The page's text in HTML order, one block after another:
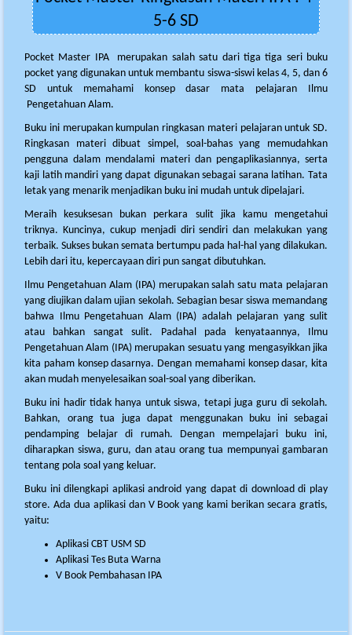
5-6 SD
Pocket Master IPA merupakan salah satu dari tiga tiga seri buku
pocket yang digunakan untuk membantu siswa-siswi kelas 4, 5, dan 6
SD untuk memahami konsep dasar mata pelajaran Ilmu
Pengetahuan Alam.
Buku ini merupakan kumpulan ringkasan materi pelajaran untuk SD.
Ringkasan materi dibuat simpel, soal-bahas yang memudahkan
pengguna dalam mendalami materi dan pengaplikasiannya, serta
kaji latih mandiri yang dapat digunakan sebagai sarana latihan. Tata
letak yang menarik menjadikan buku ini mudah untuk dipelajari.
Meraih kesuksesan bukan perkara sulit jika kamu mengetahui
triknya. Kuncinya, cukup menjadi diri sendiri dan melakukan yang
terbaik. Sukses bukan semata bertumpu pada hal-hal yang dilakukan.
Lebih dari itu, kepercayaan diri pun sangat dibutuhkan.
Ilmu Pengetahuan Alam (IPA) merupakan salah satu mata pelajaran
yang diujikan dalam ujian sekolah. Sebagian besar siswa memandang
bahwa Ilmu Pengetahuan Alam (IPA) adalah pelajaran yang sulit
atau bahkan sangat sulit. Padahal pada kenyataannya, Ilmu
Pengetahuan Alam (IPA) merupakan sesuatu yang mengasyikkan jika
kita paham konsep dasarnya. Dengan memahami konsep dasar, kita
akan mudah menyelesaikan soal-soal yang diberikan.
Buku ini hadir tidak hanya untuk siswa, tetapi juga guru di sekolah.
Bahkan, orang tua juga dapat menggunakan buku ini sebagai
pendamping belajar di rumah. Dengan mempelajari buku ini,
diharapkan siswa, guru, dan atau orang tua mempunyai gambaran
tentang pola soal yang keluar.
Buku ini dilengkapi aplikasi android yang dapat di download di play
store. Ada dua aplikasi dan V Book yang kami berikan secara gratis,
yaitu:
Aplikasi CBT USM SD
Aplikasi Tes Buta Warna
V Book Pembahasan IPA